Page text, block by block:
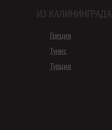
ИЗ КАЛИНИНГРАДА
Греция
Тунис
Турция